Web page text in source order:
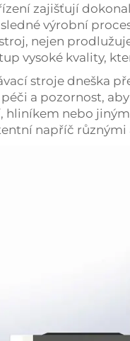
zajišťují
výrobní
nejen
vysoké kvality,
stroje dneška
a pozornost,
hliníkem nebo
napříč